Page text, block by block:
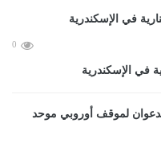
0
في الإسكندرية